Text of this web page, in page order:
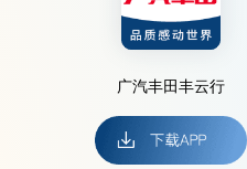
广汽丰田丰云行